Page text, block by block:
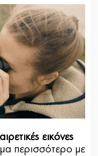
εικόνες
περισσότερο με